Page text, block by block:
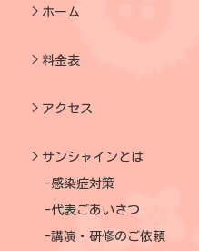
ホーム
料金表
アクセス
サンシャインとは
感染症対策
代表ごあいさつ
講演・研修のご依頼